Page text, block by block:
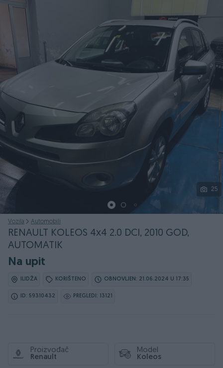
Podijeli
25
Vozila Automobili
RENAULT KOLEOS 4x4 2.0 DCI, 2010 GOD,
AUTOMATIK
Na upit
ILIDŽA KORIŠTENO OBNOVLJEN: 21.06.2024 U 17:35
ID: 59310432 PREGLEDI: 13121
Proizvođač
Renault
Model
Koleos